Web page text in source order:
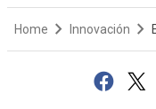
Home Innovación